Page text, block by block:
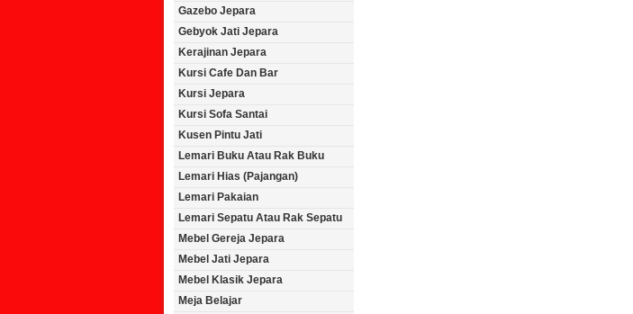
Gazebo Jepara
Gebyok Jati Jepara
Kerajinan Jepara
Kursi Cafe Dan Bar
Kursi Jepara
Kursi Sofa Santai
Kusen Pintu Jati
Lemari Buku Atau Rak Buku
Lemari Hias (Pajangan)
Lemari Pakaian
Lemari Sepatu Atau Rak Sepatu
Mebel Gereja Jepara
Mebel Jati Jepara
Mebel Klasik Jepara
Meja Belajar